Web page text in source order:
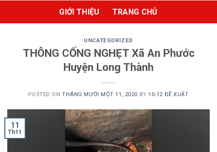
GIỚI THIỆU TRANG CHỦ
UNCATEGORIZED
THÔNG CỐNG NGHẸT Xã An Phước
Huyện Long Thành
POSTED ONTHÁNG MƯỜI MỘT 11, 2020 BY10-12 ĐỀ XUẤT
11
Th11